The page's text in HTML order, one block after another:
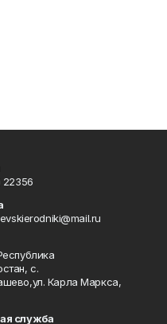
22356
c.
Карла Маркса,
служба